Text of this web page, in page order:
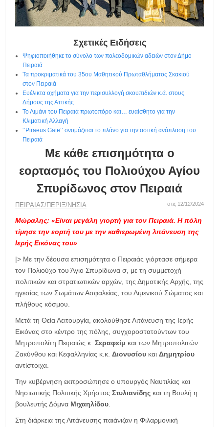
Σχετικές Ειδήσεις
Ψηφιοποιήθηκε το σύνολο των πολεοδομικών αδειών στον Δήμο
Πειραιά
Τα προκριματικά του 35ου Μαθητικού Πρωταθλήματος Σκακιού
στον Πειραιά
Ευέλικτα οχήματα για την περισυλλογή σκουπιδιών κ.ά. στους
Δήμους της Αττικής
Το Λιμάνι του Πειραιά πρωτοπόρο και… ευαίσθητο για την
Κλιματική Αλλαγή
‘’Piraeus Gate’’ ονομάζεται το πλάνο για την αστική ανάπλαση του
Πειραιά
Με κάθε επισημότητα ο
εορτασμός του Πολιούχου Αγίου
Σπυρίδωνος στον Πειραιά
ΠΕΙΡΑΙΑΣ/ΠΕΡΙΞ/ΝΗΣΙΑ στις 12/12/2024
Μώραλης: «Είναι μεγάλη γιορτή για τον Πειραιά. Η πόλη
τίμησε την εορτή του με την καθιερωμένη λιτάνευση της
Ιερής Εικόνας του»
|> Με την δέουσα επισημότητα ο Πειραιάς γιόρτασε σήμερα
τον Πολιούχο του Άγιο Σπυρίδωνα σ, με τη συμμετοχή
πολιτικών και στρατιωτικών αρχών, της Δημοτικής Αρχής, της
ηγεσίας των Σωμάτων Ασφαλείας, του Λιμενικού Σώματος και
πλήθους κόσμου.
Μετά τη Θεία Λειτουργία, ακολούθησε Λιτάνευση της Ιερής
Εικόνας στο κέντρο της πόλης, συγχοροστατούντων του
Μητροπολίτη Πειραιώς κ. Σεραφείμ και των Μητροπολιτών
Ζακύνθου και Κεφαλληνίας κ.κ. Διονυσίου και Δημητρίου
αντίστοιχα.
Την κυβέρνηση εκπροσώπησε ο υπουργός Ναυτιλίας και
Νησιωτικής Πολιτικής Χρήστος Στυλιανίδης και τη Βουλή η
βουλευτής Δόμνα Μιχαηλίδου.
Στη διάρκεια της Λιτάνευσης παιάνιζαν η Φιλαρμονική